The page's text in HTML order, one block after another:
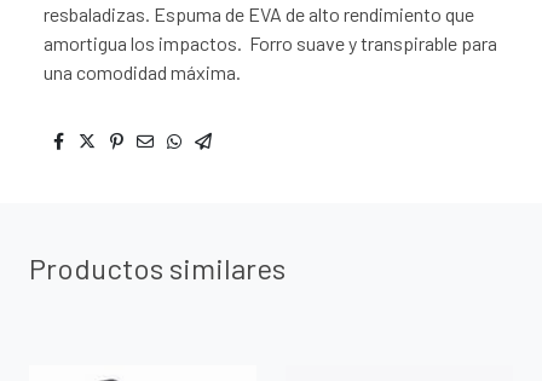
resbaladizas. Espuma de EVA de alto rendimiento que
amortigua los impactos. Forro suave y transpirable para
una comodidad máxima.
Productos similares